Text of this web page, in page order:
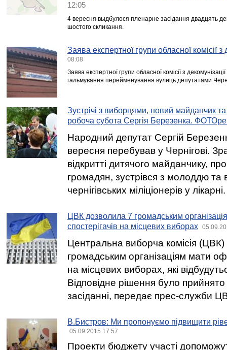
12:05
4 вересня выдбулося пленарне засідання двадцять
шостого скликання.
Заява експертної групи обласної комісії з
08:08
Заява експертної групи обласної комісії з
гальмування перейменування вулиць депутатами
Зустрічі з виборцями, новий майданчик
робоча субота Сергія Березенка.
Народний депутат Сергій
вересня перебував у Чернігові.
відкритті дитячого майданчику,
громадян, зустрівся з молоддю та
чернігівських міліціонерів у лікарні.
ЦВК дозволила 7 громадським
спостерігачів на місцевих виборах
Центральна виборча комісія
громадським організаціям мати
на місцевих виборах, які
Відповідне рішення було прийнято
засіданні, передає прес-служби
В.Бистров: Ми пропонуємо підвищити
05.09.2015 17:57
Проекти бюджету участі